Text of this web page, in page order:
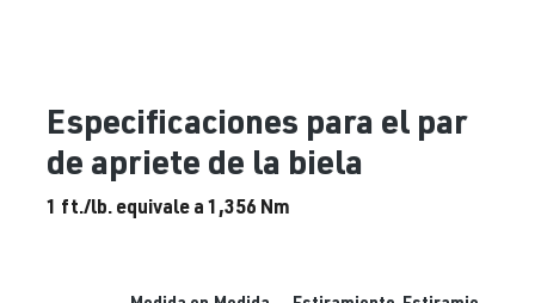
Especificaciones para el par
de apriete de la biela
1 ft./lb. equivale a 1,356 Nm